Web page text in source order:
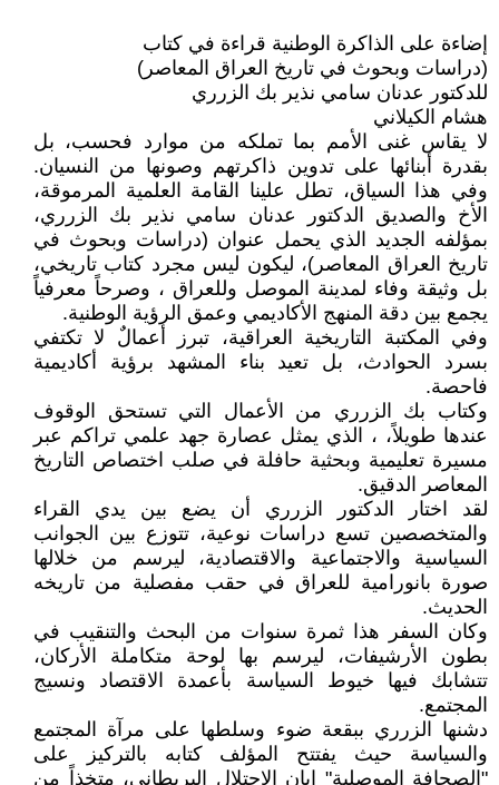
إضاءة على الذاكرة الوطنية قراءة في كتاب
(دراسات وبحوث في تاريخ العراق المعاصر)
للدكتور عدنان سامي نذير بك الزرري
هشام الكيلاني
لا يقاس غنى الأمم بما تملكه من موارد فحسب، بل
بقدرة أبنائها على تدوين ذاكرتهم وصونها من النسيان.
وفي هذا السياق، تطل علينا القامة العلمية المرموقة،
الأخ والصديق الدكتور عدنان سامي نذير بك الزرري،
بمؤلفه الجديد الذي يحمل عنوان (دراسات وبحوث في
تاريخ العراق المعاصر)، ليكون ليس مجرد كتاب تاريخي،
بل وثيقة وفاء لمدينة الموصل وللعراق ، وصرحاً معرفياً
يجمع بين دقة المنهج الأكاديمي وعمق الرؤية الوطنية.
وفي المكتبة التاريخية العراقية، تبرز أعمالٌ لا تكتفي
بسرد الحوادث، بل تعيد بناء المشهد برؤية أكاديمية
فاحصة.
وكتاب بك الزرري من الأعمال التي تستحق الوقوف
عندها طويلاً، ، الذي يمثل عصارة جهد علمي تراكم عبر
مسيرة تعليمية وبحثية حافلة في صلب اختصاص التاريخ
المعاصر الدقيق.
لقد اختار الدكتور الزرري أن يضع بين يدي القراء
والمتخصصين تسع دراسات نوعية، تتوزع بين الجوانب
السياسية والاجتماعية والاقتصادية، ليرسم من خلالها
صورة بانورامية للعراق في حقب مفصلية من تاريخه
الحديث.
وكان السفر هذا ثمرة سنوات من البحث والتنقيب في
بطون الأرشيفات، ليرسم بها لوحة متكاملة الأركان،
تتشابك فيها خيوط السياسة بأعمدة الاقتصاد ونسيج
المجتمع.
دشنها الزرري ببقعة ضوء وسلطها على مرآة المجتمع
والسياسة حيث يفتتح المؤلف كتابه بالتركيز على
"الصحافة الموصلية" إبان الاحتلال البريطاني، متخذاً من